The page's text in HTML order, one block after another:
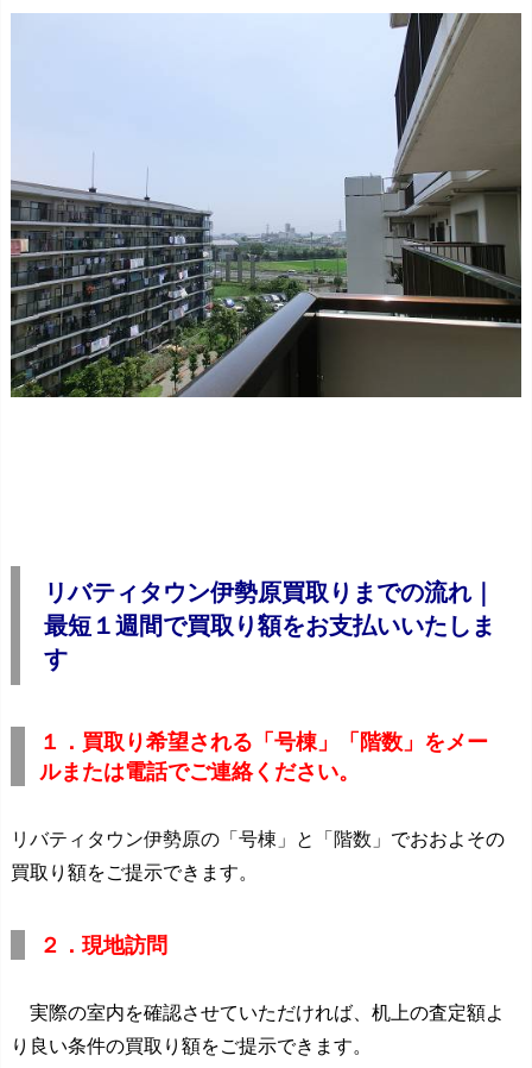
リバティタウン伊勢原買取りまでの流れ｜
最短１週間で買取り額をお支払いいたしま
す
１．買取り希望される「号棟」「階数」をメー
ルまたは電話でご連絡ください。
リバティタウン伊勢原の「号棟」と「階数」 でおおよその
買取り額をご提示できます。
２．現地訪問
実際の室内を確認させていただければ、机上の査定額よ
り良い条件の買取り額をご提示できます。